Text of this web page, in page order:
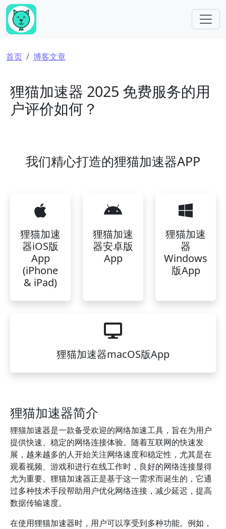
跳转到主要内容
面包屑
首页 博客文章
狸猫加速器 2025 免费服务的用
户评价如何？
我们精心打造的狸猫加速器APP
狸猫加速
器iOS版
App
(iPhone
& iPad)
狸猫加速
器安卓版
App
狸猫加速
器
Windows
版App
狸猫加速器macOS版App
狸猫加速器简介
狸猫加速器是一款备受欢迎的网络加速工具，旨在为用户
提供快速、稳定的网络连接体验。随着互联网的快速发
展，越来越多的人开始关注网络速度和稳定性，尤其是在
观看视频、游戏和进行在线工作时，良好的网络连接显得
尤为重要。狸猫加速器正是基于这一需求而诞生的，它通
过多种技术手段帮助用户优化网络连接，减少延迟，提高
数据传输速度。
在使用狸猫加速器时，用户可以享受到多种功能。例如，